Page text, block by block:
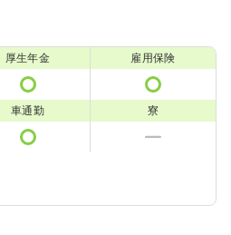
厚生年金 雇用保険
車通勤 寮